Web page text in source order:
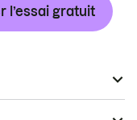
l’essai gratuit